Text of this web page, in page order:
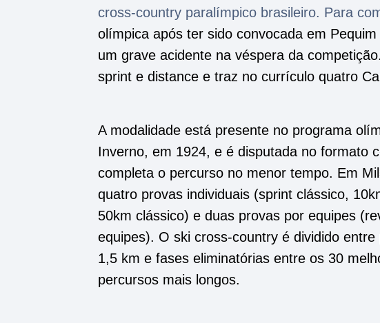
cross-country paralímpico brasileiro. Para
olímpica após ter sido convocada em
um grave acidente na véspera da
sprint e distance e traz no currículo quatro
A modalidade está presente no programa
Inverno, em 1924, e é disputada no formato
completa o percurso no menor tempo. Em
quatro provas individuais (sprint clássico,
50km clássico) e duas provas por equipes
equipes). O ski cross-country é dividido
1,5 km e fases eliminatórias entre os 30
percursos mais longos.